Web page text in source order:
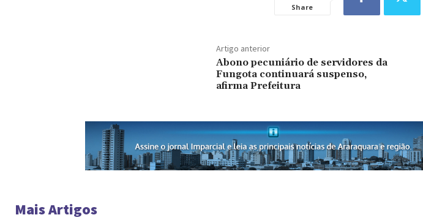
Share
Artigo anterior
Abono pecuniário de servidores da
Fungota continuará suspenso,
afirma Prefeitura
Mais Artigos